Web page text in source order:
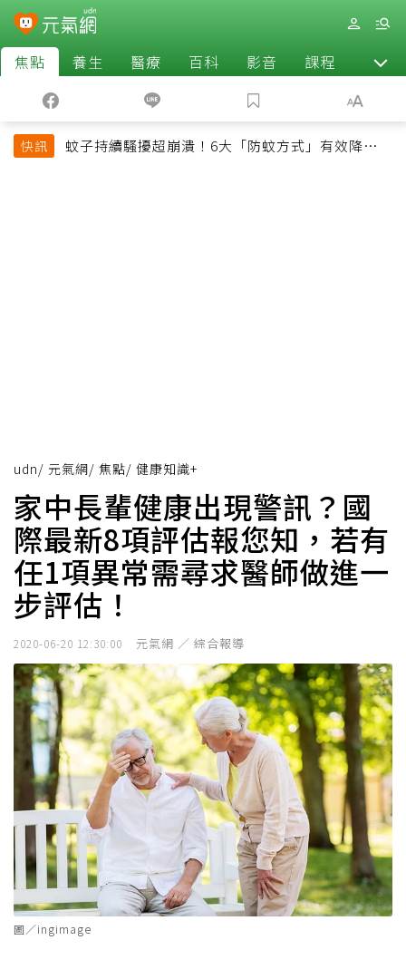
焦點 養生 醫療 百科 影音 課程 退休
快訊
蚊子持續騷擾超崩潰！6大「防蚊方式」有效降低被
udn/ 元氣網/ 焦點/ 健康知識+
家中長輩健康出現警訊？國
際最新8項評估報您知，若有
任1項異常需尋求醫師做進一
步評估！
2020-06-20 12:30:00 元氣網 ／ 綜合報導
圖／ingimage